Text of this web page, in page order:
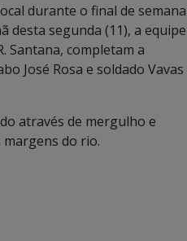
durante o final de semana
desta segunda (11), a equipe
Santana, completam a
José Rosa e soldado Vavas
através de mergulho e
do rio.